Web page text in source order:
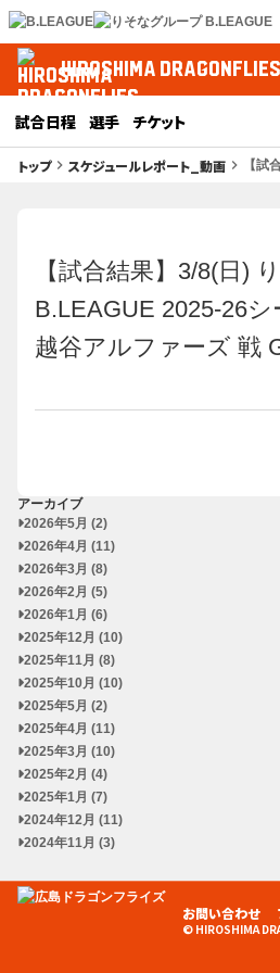
HIROSHIMA DRAGONFLIES
試合日程 選手 チケット
トップkeyboard_arrow_right スケジュールレポート_動画 keyboard_arrow_right 【試
【試合結果】3/8(日)
B.LEAGUE 2025-26
越谷アルファーズ 戦
アーカイブ
2026年5月 (2)
2026年4月 (11)
2026年3月 (8)
2026年2月 (5)
2026年1月 (6)
2025年12月 (10)
2025年11月 (8)
2025年10月 (10)
2025年5月 (2)
2025年4月 (11)
2025年3月 (10)
2025年2月 (4)
2025年1月 (7)
2024年12月 (11)
2024年11月 (3)
お問い合わせ
© HIROSHIMA